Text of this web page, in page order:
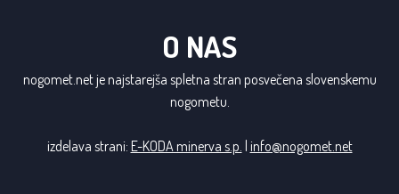
O NAS
nogomet.net je najstarejša spletna stran posvečena slovenskemu
nogometu.
izdelava strani: E-KODA minerva s.p. info@nogomet.net